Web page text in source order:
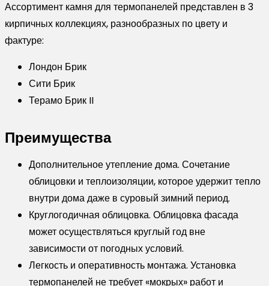
Ассортимент камня для термопанелей представлен в 3
кирпичных коллекциях, разнообразных по цвету и
фактуре:
Лондон Брик
Сити Брик
Терамо Брик II
Преимущества
Дополнительное утепление дома. Сочетание
облицовки и теплоизоляции, которое удержит тепло
внутри дома даже в суровый зимний период.
Круглогодичная облицовка. Облицовка фасада
может осуществляться круглый год вне
зависимости от погодных условий.
Легкость и оперативность монтажа. Установка
термопанелей не требует «мокрых» работ и